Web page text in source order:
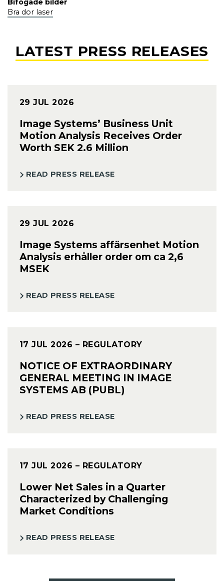
Bifogade bilder
Bra dor laser
LATEST PRESS RELEASES
29 JUL 2026
Image Systems’ Business Unit
Motion Analysis Receives Order
Worth SEK 2.6 Million
READ PRESS RELEASE
29 JUL 2026
Image Systems affärsenhet Motion
Analysis erhåller order om ca 2,6
MSEK
READ PRESS RELEASE
17 JUL 2026 – REGULATORY
NOTICE OF EXTRAORDINARY
GENERAL MEETING IN IMAGE
SYSTEMS AB (PUBL)
READ PRESS RELEASE
17 JUL 2026 – REGULATORY
Lower Net Sales in a Quarter
Characterized by Challenging
Market Conditions
READ PRESS RELEASE